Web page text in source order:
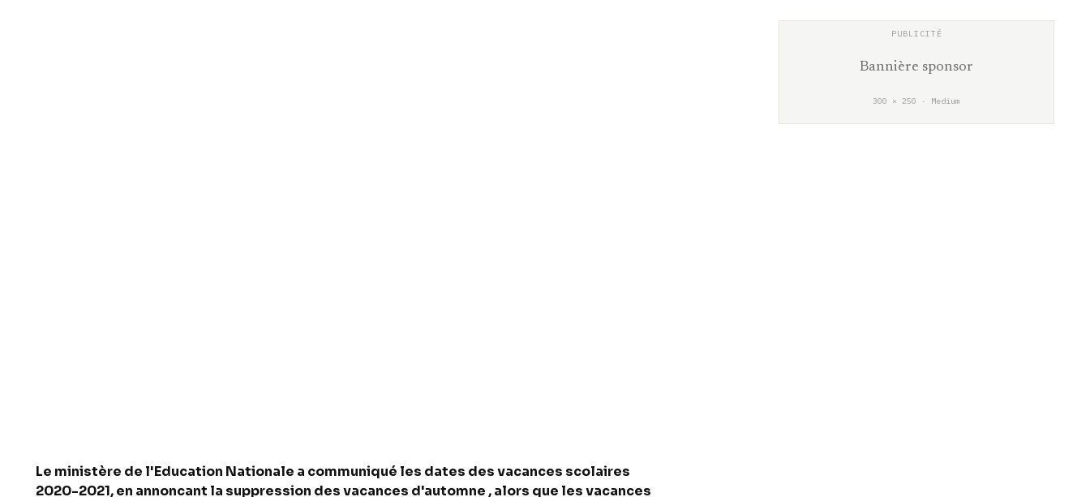
Le ministère de l'Education Nationale a communiqué les dates des vacances scolaires
2020-2021, en annoncant la suppression des vacances d'automne , alors que les vacances
Bannière sponsor
300 × 250 · Medium